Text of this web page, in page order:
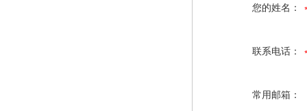
您的姓名：
联系电话：
常用邮箱：